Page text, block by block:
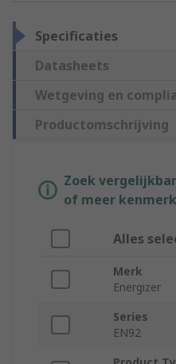
Specificaties
Datasheets
Wetgeving en
Productomschrijving
Zoek
of meer
Alles
Merk
Energizer
Series
EN92